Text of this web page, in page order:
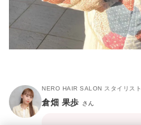
NERO HAIR SALON スタイリスト
倉畑 果歩 さん